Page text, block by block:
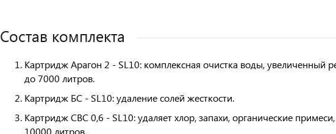
Состав комплекта
Картридж Арагон 2 - SL10: комплексная очистка воды, увеличенный
до 7000 литров.
Картридж БС - SL10: удаление солей жесткости.
Картридж CBC 0,6 - SL10: удаляет хлор, запахи, органические
10000 литров.